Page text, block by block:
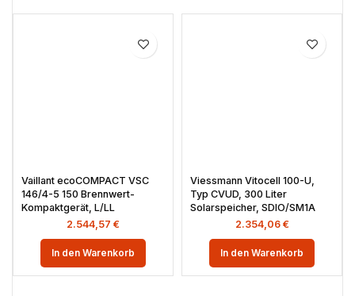
Vaillant ecoCOMPACT VSC
146/4-5 150 Brennwert-
Kompaktgerät, L/LL
2.544,57 €
In den Warenkorb
Viessmann Vitocell 100-U,
Typ CVUD, 300 Liter
Solarspeicher, SDIO/SM1A
2.354,06 €
In den Warenkorb